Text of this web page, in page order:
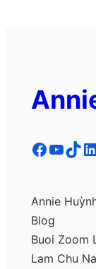
Facebook YouTube TikTok LinkedIn
Annie
Blog
Buoi Zoom
Lam Chu